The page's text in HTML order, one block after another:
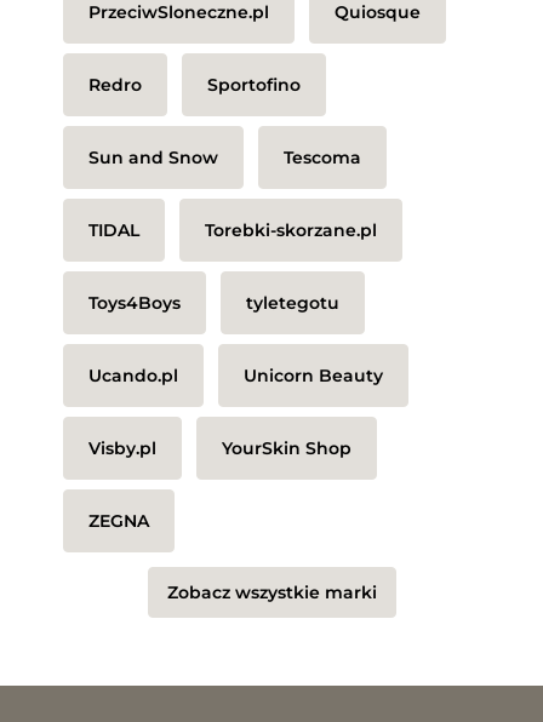
PrzeciwSloneczne.pl Quiosque
Redro Sportofino
Sun and Snow Tescoma
TIDAL Torebki-skorzane.pl
Toys4Boys tyletegotu
Ucando.pl Unicorn Beauty
Visby.pl YourSkin Shop
ZEGNA
Zobacz wszystkie marki